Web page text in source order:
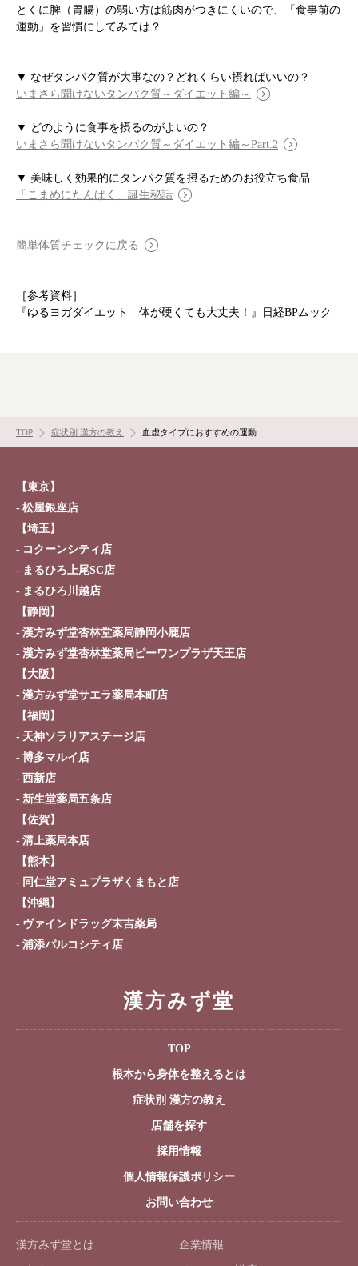
お知らせ イベント・講座
採用情報 オンラインショップ
お問い合わせ
とくに脾（胃腸）の弱い方は筋肉がつきにくいので、「食事前の
運動」を習慣にしてみては？
▼ なぜタンパク質が大事なの？どれくらい摂ればいいの？
いまさら聞けないタンパク質～ダイエット編～
▼ どのように食事を摂るのがよいの？
いまさら聞けないタンパク質～ダイエット編～Part.2
▼ 美味しく効果的にタンパク質を摂るためのお役立ち食品
「こまめにたんぱく」誕生秘話
簡単体質チェックに戻る
［参考資料］
『ゆるヨガダイエット 体が硬くても大丈夫！』日経BPムック
TOP 症状別 漢方の教え 血虚タイプにおすすめの運動
【東京】
松屋銀座店
【埼玉】
コクーンシティ店
まるひろ上尾SC店
まるひろ川越店
【静岡】
漢方みず堂杏林堂薬局静岡小鹿店
漢方みず堂杏林堂薬局ピーワンプラザ天王店
【大阪】
漢方みず堂サエラ薬局本町店
【福岡】
天神ソラリアステージ店
博多マルイ店
西新店
新生堂薬局五条店
【佐賀】
溝上薬局本店
【熊本】
同仁堂アミュプラザくまもと店
【沖縄】
ヴァインドラッグ末吉薬局
浦添パルコシティ店
漢方みず堂
TOP
根本から身体を整えるとは
症状別 漢方の教え
店舗を探す
採用情報
個人情報保護ポリシー
お問い合わせ
漢方みず堂とは 企業情報